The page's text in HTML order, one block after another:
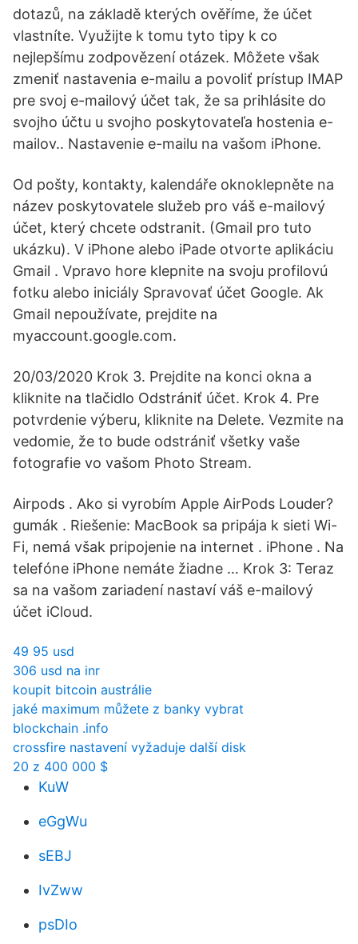
dotazů, na základě kterých ověříme, že účet
vlastníte. Využijte k tomu tyto tipy k co
nejlepšímu zodpovězení otázek. Môžete však
zmeniť nastavenia e-mailu a povoliť prístup IMAP
pre svoj e-mailový účet tak, že sa prihlásite do
svojho účtu u svojho poskytovateľa hostenia e-
mailov.. Nastavenie e-mailu na vašom iPhone.
Od pošty, kontakty, kalendáře oknoklepněte na
název poskytovatele služeb pro váš e-mailový
účet, který chcete odstranit. (Gmail pro tuto
ukázku). V iPhone alebo iPade otvorte aplikáciu
Gmail . Vpravo hore klepnite na svoju profilovú
fotku alebo iniciály Spravovať účet Google. Ak
Gmail nepoužívate, prejdite na
myaccount.google.com.
20/03/2020 Krok 3. Prejdite na konci okna a
kliknite na tlačidlo Odstrániť účet. Krok 4. Pre
potvrdenie výberu, kliknite na Delete. Vezmite na
vedomie, že to bude odstrániť všetky vaše
fotografie vo vašom Photo Stream.
Airpods . Ako si vyrobím Apple AirPods Louder?
gumák . Riešenie: MacBook sa pripája k sieti Wi-
Fi, nemá však pripojenie na internet . iPhone . Na
telefóne iPhone nemáte žiadne … Krok 3: Teraz
sa na vašom zariadení nastaví váš e-mailový
účet iCloud.
49 95 usd
306 usd na inr
koupit bitcoin austrálie
jaké maximum můžete z banky vybrat
blockchain .info
crossfire nastavení vyžaduje další disk
20 z 400 000 $
KuW
eGgWu
sEBJ
IvZww
psDIo